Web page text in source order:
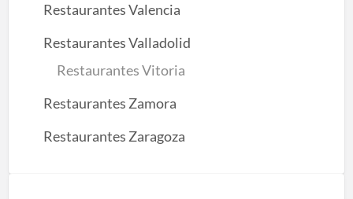
Restaurantes Valencia
Restaurantes Valladolid
Restaurantes Vitoria
Restaurantes Zamora
Restaurantes Zaragoza